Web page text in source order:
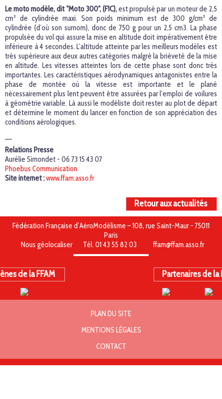
Le moto modèle, dit "Moto 300", (F1C),est propulsé par un moteur de 2,5
cm³ de cylindrée maxi. Son poids minimum est de 300 g/cm³ de
cylindrée (d’où son surnom), donc de 750 g pour un 2,5 cm3. La phase
propulsée du vol qui assure la mise en altitude doit impérativement être
inférieure à 4 secondes. L’altitude atteinte par les meilleurs modèles est
très supérieure aux deux autres catégories malgré la brièveté de la mise
en altitude. Les vitesses atteintes lors de cette phase sont donc très
importantes. Les caractéristiques aérodynamiques antagonistes entre la
phase de montée où la vitesse est importante et le plané
nécessairement plus lent peuvent être assurées par l’emploi de voilures
à géométrie variable. Là aussi le modéliste doit rester au plot de départ
et détermine le moment du lancer en fonction de son appréciation des
conditions aérologiques.
Relations Presse
Aurélie Simondet - 06 73 15 43 07
Phoebus Communication
Site internet :www.ffam.asso.fr
Retour aux actualités
Fédération Française d’AéroModélisme – 108, rue Saint-Maur - 75011
Paris
Nous géolocaliser
Tél. 01 43 55 82 03 ffam@ffam.asso.fr
de la FFAM Partenaires de la
PLAN DU SITE
MENTIONS LÉGALES
CONTACT